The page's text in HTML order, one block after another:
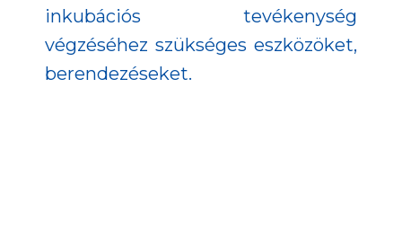
inkubációs tevékenység
végzéséhez szükséges eszközöket,
berendezéseket.